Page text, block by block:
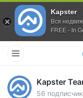
Kapster
Вся
FREE - In
Kapster
56